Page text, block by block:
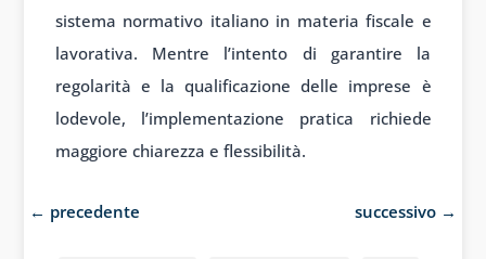
sistema normativo italiano in materia fiscale e
lavorativa. Mentre l’intento di garantire la
regolarità e la qualificazione delle imprese è
lodevole, l’implementazione pratica richiede
maggiore chiarezza e flessibilità.
← precedente successivo →